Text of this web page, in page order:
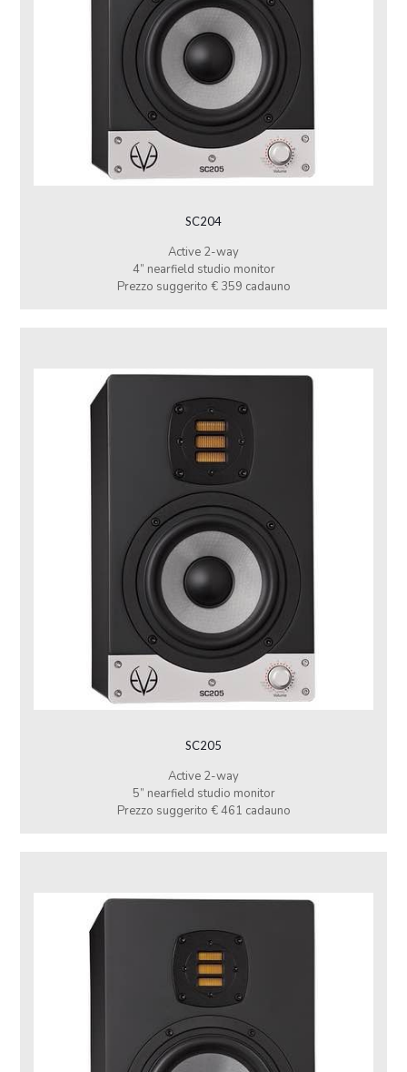
SC204
Active 2-way
4” nearfield studio monitor
Prezzo suggerito € 359 cadauno
SC205
Active 2-way
5” nearfield studio monitor
Prezzo suggerito € 461 cadauno